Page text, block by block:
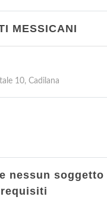
MESSICANI
10, Cadilana
nessun soggetto